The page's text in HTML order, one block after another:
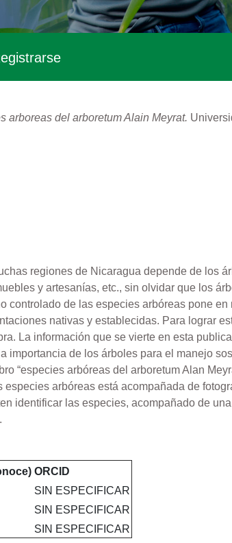
arboreas del arboretum Alain Meyrat.
regiones de Nicaragua depende de los
y artesanías, etc., sin olvidar que los
de las especies arbóreas pone
nativas y establecidas. Para lograr
La información que se vierte en esta
de los árboles para el manejo
“especies arbóreas del arboretum Alan
arbóreas está acompañada de
identificar las especies, acompañado de
ORCID
SIN ESPECIFICAR
SIN ESPECIFICAR
SIN ESPECIFICAR